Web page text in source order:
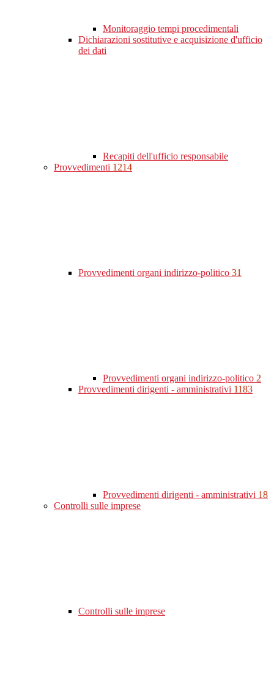
Monitoraggio tempi procedimentali
Dichiarazioni sostitutive e acquisizione d'ufficio
dei dati
Recapiti dell'ufficio responsabile
Provvedimenti 1214
Provvedimenti organi indirizzo-politico 31
Provvedimenti organi indirizzo-politico 2
Provvedimenti dirigenti - amministrativi 1183
Provvedimenti dirigenti - amministrativi 18
Controlli sulle imprese
Controlli sulle imprese